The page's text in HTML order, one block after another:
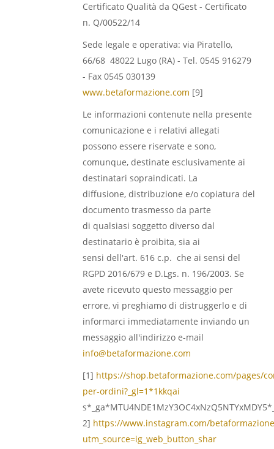
Certificato Qualità da QGest - Certificato
n. Q/00522/14
Sede legale e operativa: via Piratello,
66/68 48022 Lugo (RA) - Tel. 0545 916279
- Fax 0545 030139
www.betaformazione.com [9]
Le informazioni contenute nella presente
comunicazione e i relativi allegati
possono essere riservate e sono,
comunque, destinate esclusivamente ai
destinatari sopraindicati. La
diffusione, distribuzione e/o copiatura del
documento trasmesso da parte
di qualsiasi soggetto diverso dal
destinatario è proibita, sia ai
sensi dell'art. 616 c.p. che ai sensi del
RGPD 2016/679 e D.Lgs. n. 196/2003. Se
avete ricevuto questo messaggio per
errore, vi preghiamo di distruggerlo e di
informarci immediatamente inviando un
messaggio all'indirizzo e-mail
info@betaformazione.com
[1] https://shop.betaformazione.com/pages/
per-ordini?_gl=1*1kkqai
2] https://www.instagram.com/
utm_source=ig_web_button_shar